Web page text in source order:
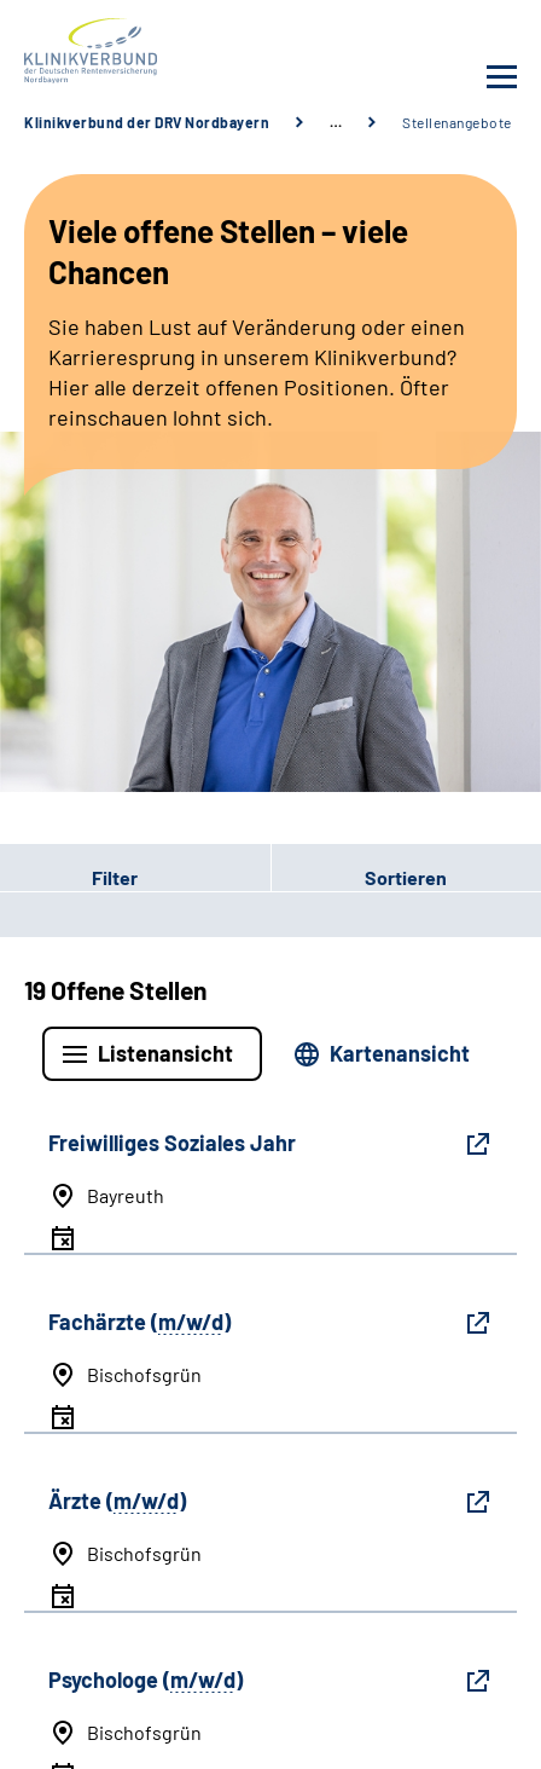
Behandlungsangebot
Karriere
Erweiterte Suche
Klinikverbund der DRV Nordbayern … Stellenangebote
Viele offene Stellen – viele
Chancen
Sie haben Lust auf Veränderung oder einen
Karrieresprung in unserem Klinikverbund?
Hier alle derzeit offenen Positionen. Öfter
reinschauen lohnt sich.
Filter Sortieren
19 Offene Stellen
Listenansicht Kartenansicht
Freiwilliges Soziales Jahr
Bayreuth
Fachärzte (m/w/d)
Bischofsgrün
Ärzte (m/w/d)
Bischofsgrün
Psychologe (m/w/d)
Bischofsgrün